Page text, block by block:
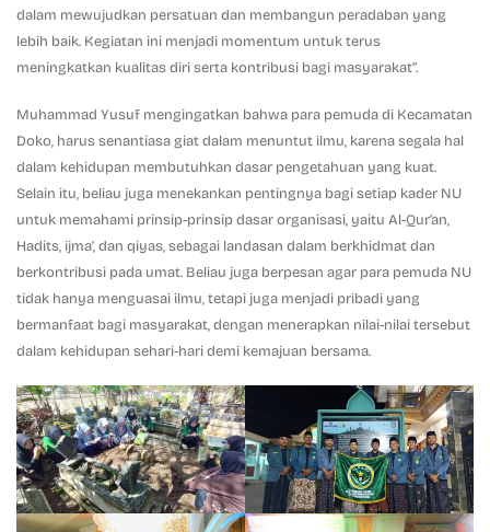
dalam mewujudkan persatuan dan membangun peradaban yang
lebih baik. Kegiatan ini menjadi momentum untuk terus
meningkatkan kualitas diri serta kontribusi bagi masyarakat”.
Muhammad Yusuf mengingatkan bahwa para pemuda di Kecamatan
Doko, harus senantiasa giat dalam menuntut ilmu, karena segala hal
dalam kehidupan membutuhkan dasar pengetahuan yang kuat.
Selain itu, beliau juga menekankan pentingnya bagi setiap kader NU
untuk memahami prinsip-prinsip dasar organisasi, yaitu Al-Qur’an,
Hadits, ijma’, dan qiyas, sebagai landasan dalam berkhidmat dan
berkontribusi pada umat. Beliau juga berpesan agar para pemuda NU
tidak hanya menguasai ilmu, tetapi juga menjadi pribadi yang
bermanfaat bagi masyarakat, dengan menerapkan nilai-nilai tersebut
dalam kehidupan sehari-hari demi kemajuan bersama.